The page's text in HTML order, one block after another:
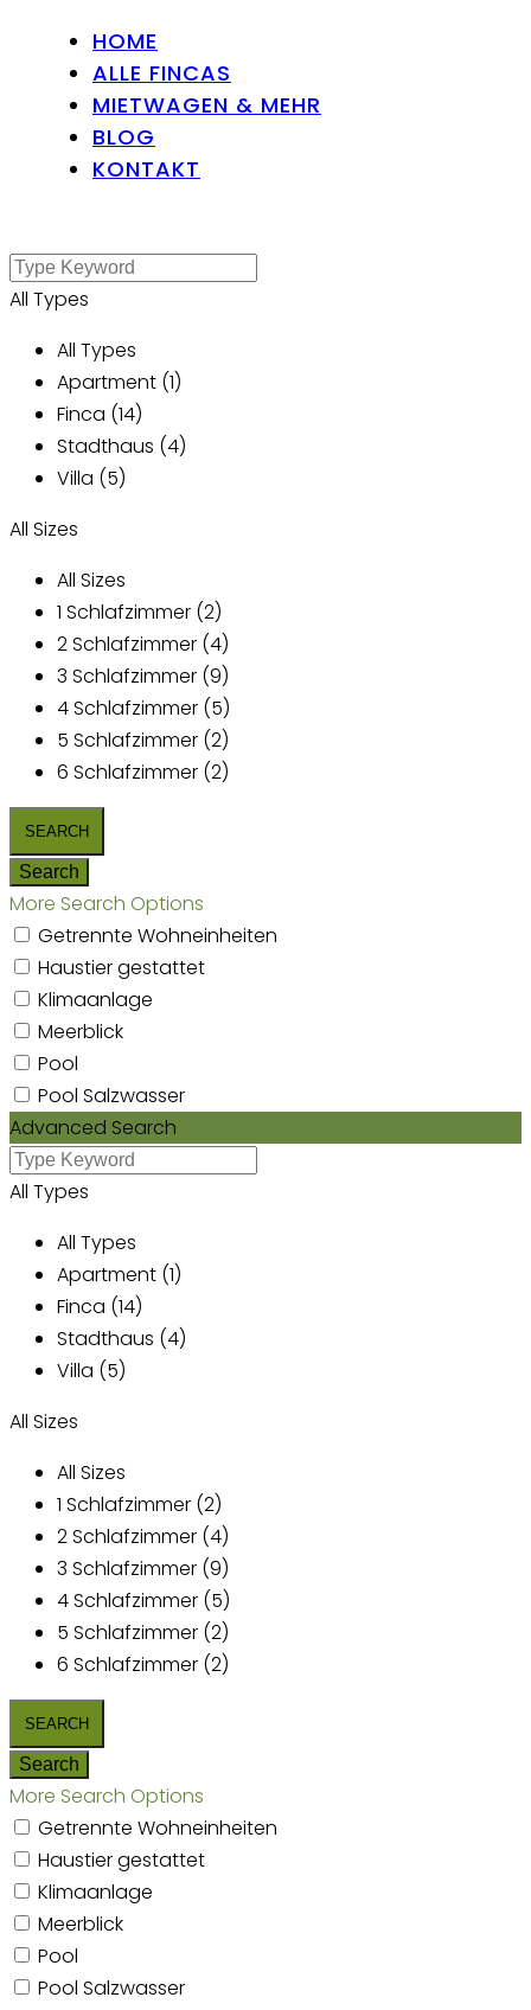
HOME
ALLE FINCAS
MIETWAGEN & MEHR
BLOG
KONTAKT
All Types
All Types
Apartment (1)
Finca (14)
Stadthaus (4)
Villa (5)
All Sizes
All Sizes
1 Schlafzimmer (2)
2 Schlafzimmer (4)
3 Schlafzimmer (9)
4 Schlafzimmer (5)
5 Schlafzimmer (2)
6 Schlafzimmer (2)
More Search Options
Getrennte Wohneinheiten
Haustier gestattet
Klimaanlage
Meerblick
Pool
Pool Salzwasser
Advanced Search
All Types
All Types
Apartment (1)
Finca (14)
Stadthaus (4)
Villa (5)
All Sizes
All Sizes
1 Schlafzimmer (2)
2 Schlafzimmer (4)
3 Schlafzimmer (9)
4 Schlafzimmer (5)
5 Schlafzimmer (2)
6 Schlafzimmer (2)
More Search Options
Getrennte Wohneinheiten
Haustier gestattet
Klimaanlage
Meerblick
Pool
Pool Salzwasser